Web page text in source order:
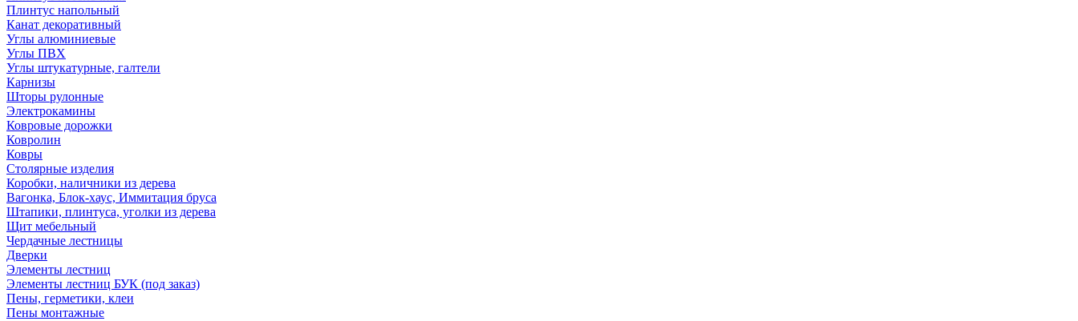
Плинтус напольный
Канат декоративный
Углы алюминиевые
Углы ПВХ
Углы штукатурные, галтели
Карнизы
Шторы рулонные
Электрокамины
Ковровые дорожки
Ковролин
Ковры
Столярные изделия
Коробки, наличники из дерева
Вагонка, Блок-хаус, Иммитация бруса
Штапики, плинтуса, уголки из дерева
Щит мебельный
Чердачные лестницы
Дверки
Элементы лестниц
Элементы лестниц БУК (под заказ)
Пены, герметики, клеи
Пены монтажные